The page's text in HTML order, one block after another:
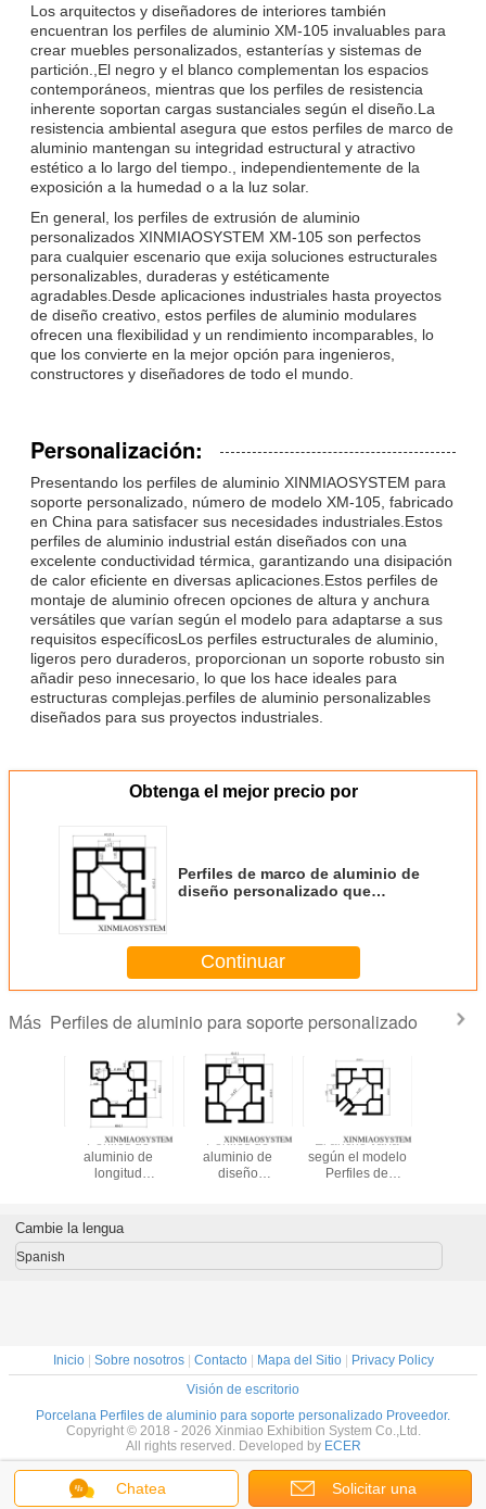
Los arquitectos y diseñadores de interiores también
encuentran los perfiles de aluminio XM-105 invaluables para
crear muebles personalizados, estanterías y sistemas de
partición.,El negro y el blanco complementan los espacios
contemporáneos, mientras que los perfiles de resistencia
inherente soportan cargas sustanciales según el diseño.La
resistencia ambiental asegura que estos perfiles de marco de
aluminio mantengan su integridad estructural y atractivo
estético a lo largo del tiempo., independientemente de la
exposición a la humedad o a la luz solar.
En general, los perfiles de extrusión de aluminio
personalizados XINMIAOSYSTEM XM-105 son perfectos
para cualquier escenario que exija soluciones estructurales
personalizables, duraderas y estéticamente
agradables.Desde aplicaciones industriales hasta proyectos
de diseño creativo, estos perfiles de aluminio modulares
ofrecen una flexibilidad y un rendimiento incomparables, lo
que los convierte en la mejor opción para ingenieros,
constructores y diseñadores de todo el mundo.
Personalización:
Presentando los perfiles de aluminio XINMIAOSYSTEM para
soporte personalizado, número de modelo XM-105, fabricado
en China para satisfacer sus necesidades industriales.Estos
perfiles de aluminio industrial están diseñados con una
excelente conductividad térmica, garantizando una disipación
de calor eficiente en diversas aplicaciones.Estos perfiles de
montaje de aluminio ofrecen opciones de altura y anchura
versátiles que varían según el modelo para adaptarse a sus
requisitos específicosLos perfiles estructurales de aluminio,
ligeros pero duraderos, proporcionan un soporte robusto sin
añadir peso innecesario, lo que los hace ideales para
estructuras complejas.perfiles de aluminio personalizables
diseñados para sus proyectos industriales.
Obtenga el mejor precio por
Perfiles de marco de aluminio de
diseño personalizado que
superficie ideales para
ensamblaje de maquinaria y
equipos
Continuar
Más Perfiles de aluminio para soporte personalizado
de
y
de
ideales
Perfiles de
aluminio de
longitud
personalizado
Acabado
anodizado Color
Perfiles de
aluminio de
diseño
incluidas
personalización
El ancho varía
según el modelo
Perfiles de
Diseño
diseñado para
Chatea Solicitar una
Cambie la lengua
Spanish
Inicio| Sobre nosotros| Contacto| Mapa del Sitio| Privacy Policy
Visión de escritorio
Porcelana Perfiles de aluminio para soporte personalizado Proveedor.
Copyright © 2018 - 2026 Xinmiao Exhibition System Co.,Ltd.
All rights reserved. Developed by ECER